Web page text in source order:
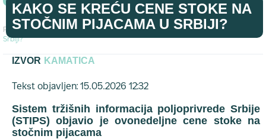
Početna > vest
Kako se kreću cene stoke na stočnim pijacama u
Srbiji?
KAKO SE KREĆU CENE STOKE NA
STOČNIM PIJACAMA U SRBIJI?
IZVOR KAMATICA
Tekst objavljen: 15.05.2026 12:32
Sistem tržišnih informacija poljoprivrede Srbije
(STIPS) objavio je ovonedeljne cene stoke na
stočnim pijacama